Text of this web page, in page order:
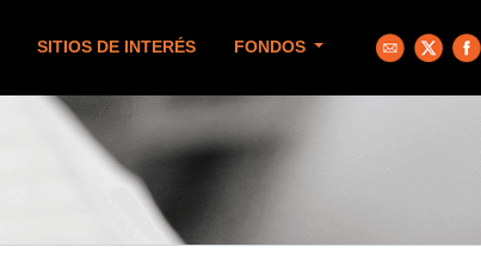
SITIOS DE INTERÉS FONDOS